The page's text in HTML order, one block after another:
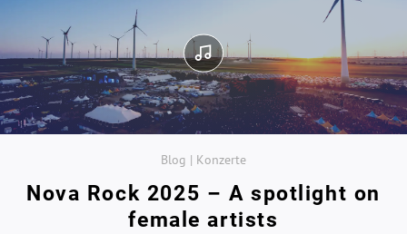
Blog | Konzerte
Nova Rock 2025 – A spotlight on
female artists